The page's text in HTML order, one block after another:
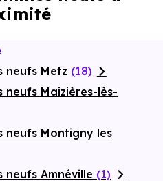
neufs Metz (18)
neufs Maizières-lès-
neufs Montigny les
neufs Amnéville (1)